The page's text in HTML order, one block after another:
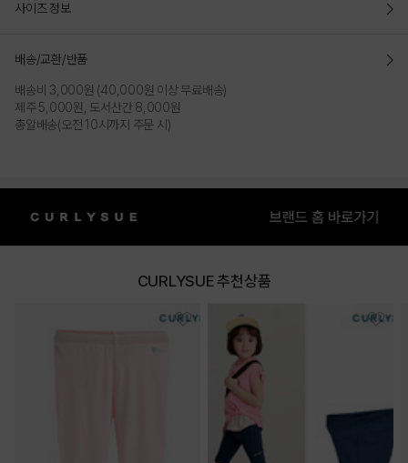
DETAILS
사이즈 정보
배송/교환/반품
배송비 3,000원 (40,000원 이상 무료배송)
제주 5,000원, 도서산간 8,000원
총알배송(오전 10시까지 주문 시)
CURLYSUE 추천상품